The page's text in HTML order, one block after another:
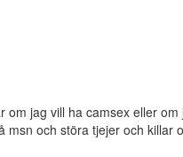
jag vill ha camsex eller
och störa tjejer och killar